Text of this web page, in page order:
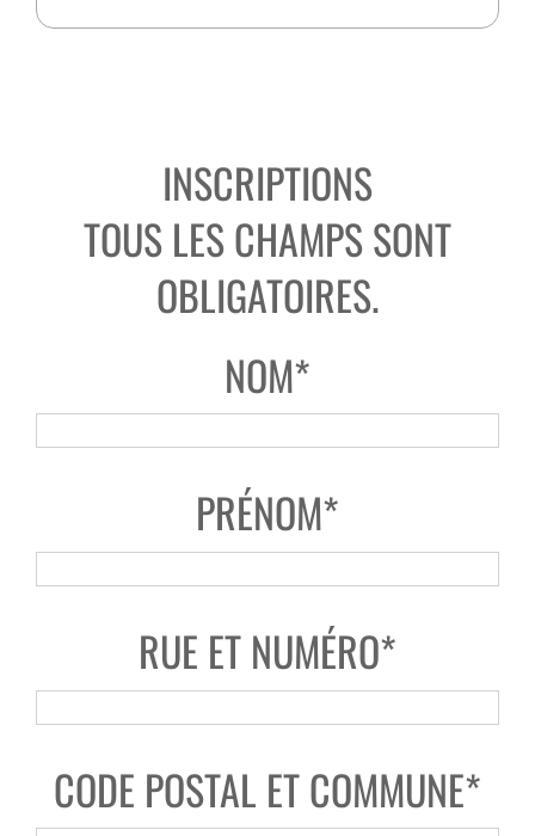
INSCRIPTIONS
TOUS LES CHAMPS SONT
OBLIGATOIRES.
NOM*
PRÉNOM*
RUE ET NUMÉRO*
CODE POSTAL ET COMMUNE*